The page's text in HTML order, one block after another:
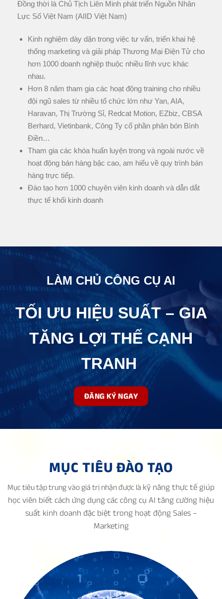
Đồng thời là Chủ Tịch Liên Minh phát triển Nguồn Nhân
Lực Số Việt Nam (AIID Việt Nam)
Kinh nghiệm dày dặn trong việc tư vấn, triển khai hệ
thống marketing và giải pháp Thương Mại Điện Tử cho
hơn 1000 doanh nghiệp thuộc nhiều lĩnh vực khác
nhau.
Hơn 8 năm tham gia các hoạt động training cho nhiều
đội ngũ sales từ nhiều tổ chức lớn như Yan, AIA,
Haravan, Thị Trường Sỉ, Redcat Motion, EZbiz, CBSA
Berhard, Vietinbank, Công Ty cổ phần phân bón Bình
Điền…
Tham gia các khóa huấn luyện trong và ngoài nước về
hoạt động bán hàng bậc cao, am hiểu về quy trình bán
hàng trực tiếp.
Đào tạo hơn 1000 chuyên viên kinh doanh và dẫn dắt
thực tế khối kinh doanh
LÀM CHỦ CÔNG CỤ AI
TỐI ƯU HIỆU SUẤT – GIA
TĂNG LỢI THẾ CẠNH
TRANH
ĐĂNG KÝ NGAY
MỤC TIÊU ĐÀO TẠO
Mục tiêu tập trung vào giá trị nhận được là kỹ năng thực tế giúp
học viên biết cách ứng dụng các công cụ AI tăng cường hiệu
suất kinh doanh đặc biệt trong hoạt động Sales –
Marketing